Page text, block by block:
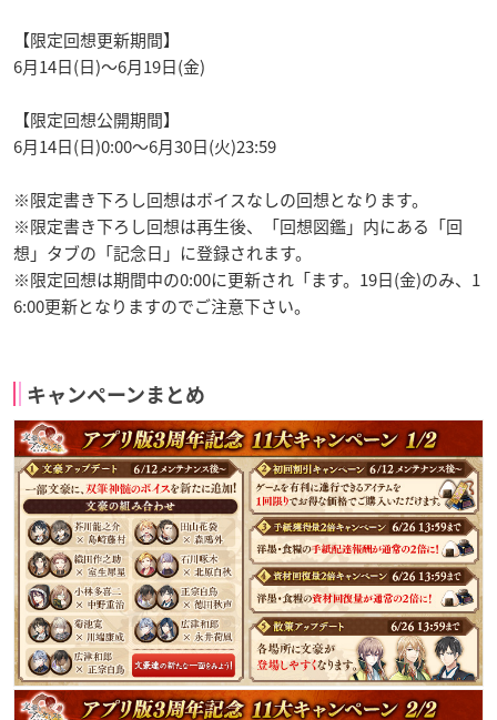
【限定回想更新期間】
6月14日(日)～6月19日(金)
【限定回想公開期間】
6月14日(日)0:00～6月30日(火)23:59
※限定書き下ろし回想はボイスなしの回想となります。
※限定書き下ろし回想は再生後、「回想図鑑」内にある「回
想」タブの「記念日」に登録されます。
※限定回想は期間中の0:00に更新され「ます。19日(金)のみ、1
6:00更新となりますのでご注意下さい。
キャンペーンまとめ